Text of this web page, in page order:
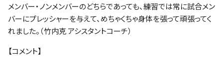
メンバー・ノンメンバーのどちらであっても、練習では常に試合メン
バーにプレッシャーを与えて、めちゃくちゃ身体を張って頑張ってく
れました。（竹内克 アシスタントコーチ）
【コメント】